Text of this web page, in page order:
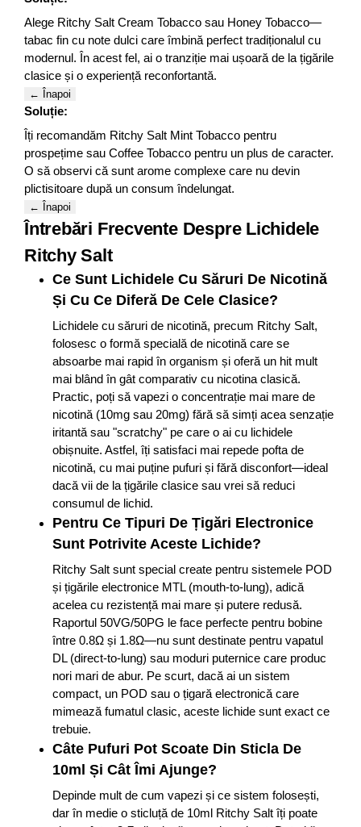
Alege Ritchy Salt Cream Tobacco sau Honey Tobacco—
tabac fin cu note dulci care îmbină perfect tradiționalul cu
modernul. În acest fel, ai o tranziție mai ușoară de la țigările
clasice și o experiență reconfortantă.
← Înapoi
Soluție:
Îți recomandăm Ritchy Salt Mint Tobacco pentru
prospețime sau Coffee Tobacco pentru un plus de caracter.
O să observi că sunt arome complexe care nu devin
plictisitoare după un consum îndelungat.
← Înapoi
Întrebări Frecvente Despre Lichidele
Ritchy Salt
Ce Sunt Lichidele Cu Săruri De Nicotină
Și Cu Ce Diferă De Cele Clasice?
Lichidele cu săruri de nicotină, precum Ritchy Salt,
folosesc o formă specială de nicotină care se
absoarbe mai rapid în organism și oferă un hit mult
mai blând în gât comparativ cu nicotina clasică.
Practic, poți să vapezi o concentrație mai mare de
nicotină (10mg sau 20mg) fără să simți acea senzație
iritantă sau "scratchy" pe care o ai cu lichidele
obișnuite. Astfel, îți satisfaci mai repede pofta de
nicotină, cu mai puține pufuri și fără disconfort—ideal
dacă vii de la țigările clasice sau vrei să reduci
consumul de lichid.
Pentru Ce Tipuri De Țigări Electronice
Sunt Potrivite Aceste Lichide?
Ritchy Salt sunt special create pentru sistemele POD
și țigările electronice MTL (mouth-to-lung), adică
acelea cu rezistență mai mare și putere redusă.
Raportul 50VG/50PG le face perfecte pentru bobine
între 0.8Ω și 1.8Ω—nu sunt destinate pentru vapatul
DL (direct-to-lung) sau moduri puternice care produc
nori mari de abur. Pe scurt, dacă ai un sistem
compact, un POD sau o țigară electronică care
mimează fumatul clasic, aceste lichide sunt exact ce
trebuie.
Câte Pufuri Pot Scoate Din Sticla De
10ml Și Cât Îmi Ajunge?
Depinde mult de cum vapezi și ce sistem folosești,
dar în medie o sticluță de 10ml Ritchy Salt îți poate